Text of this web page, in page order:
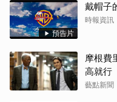
預告片
戴帽子
時報資訊
摩根費
高就行
藝點新聞